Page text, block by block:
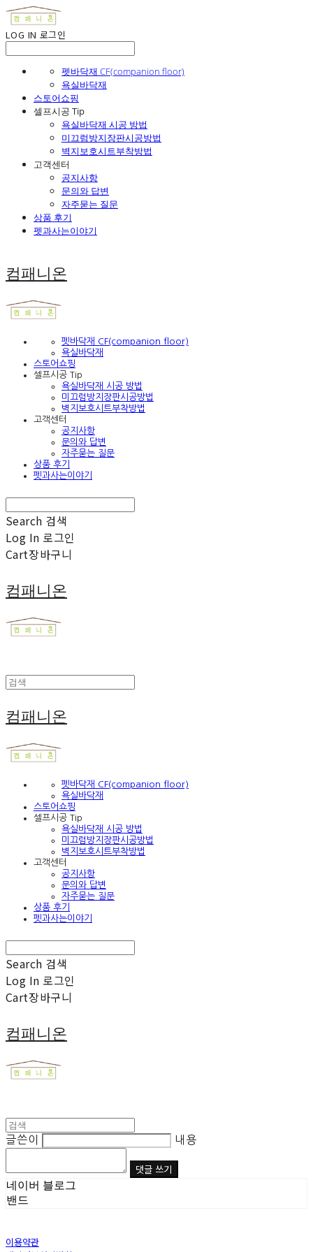
LOG IN 로그인
펫바닥재 CF(companion floor)
욕실바닥재
스토어쇼핑
셀프시공 Tip
욕실바닥재 시공 방법
미끄럼방지장판시공방법
벽지보호시트부착방법
고객센터
공지사항
문의와 답변
자주묻는 질문
상품 후기
펫과사는이야기
컴패니온
펫바닥재 CF(companion floor)
욕실바닥재
스토어쇼핑
셀프시공 Tip
욕실바닥재 시공 방법
미끄럼방지장판시공방법
벽지보호시트부착방법
고객센터
공지사항
문의와 답변
자주묻는 질문
상품 후기
펫과사는이야기
Search 검색
Log In 로그인
Cart장바구니
컴패니온
컴패니온
펫바닥재 CF(companion floor)
욕실바닥재
스토어쇼핑
셀프시공 Tip
욕실바닥재 시공 방법
미끄럼방지장판시공방법
벽지보호시트부착방법
고객센터
공지사항
문의와 답변
자주묻는 질문
상품 후기
펫과사는이야기
Search 검색
Log In 로그인
Cart장바구니
컴패니온
글쓴이 내용
댓글 쓰기
네이버 블로그
밴드
이용약관